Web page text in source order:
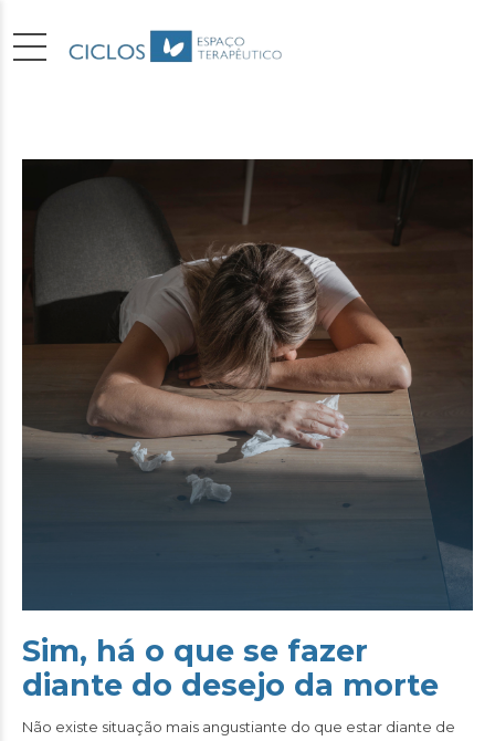
Sim, há o que se fazer
diante do desejo da morte
Não existe situação mais angustiante do que estar diante de